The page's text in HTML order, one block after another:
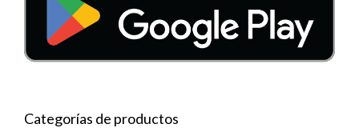
Categorías de productos